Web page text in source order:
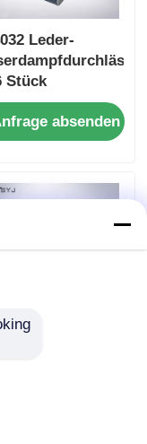
Leder-
Stück
für
EN ISO 20344
TM172
absenden